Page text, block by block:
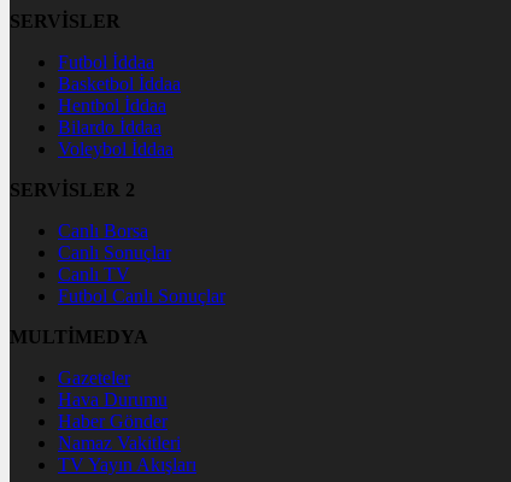
SERVİSLER
Futbol İddaa
Basketbol İddaa
Hentbol İddaa
Bilardo İddaa
Voleybol İddaa
SERVİSLER 2
Canlı Borsa
Canlı Sonuçlar
Canlı TV
Futbol Canlı Sonuçlar
MULTİMEDYA
Gazeteler
Hava Durumu
Haber Gönder
Namaz Vakitleri
TV Yayın Akışları